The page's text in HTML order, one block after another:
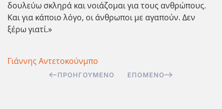
δουλεύω σκληρά και νοιάζομαι για τους ανθρώπους.
Και για κάποιο λόγο, οι άνθρωποι με αγαπούν. Δεν
ξέρω γιατί.»
Γιάννης Αντετοκούνμπο
ΠΡΟΗΓΟΎΜΕΝΟ ΕΠΌΜΕΝΟ